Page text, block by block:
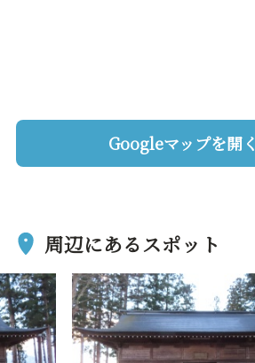
Googleマップを開く
周辺にあるスポット